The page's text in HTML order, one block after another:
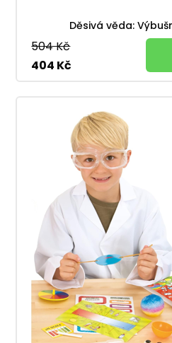
Děsivá věda:
504 Kč
404 Kč